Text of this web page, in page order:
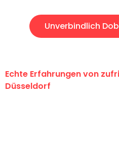
Unverbindlich
Echte Erfahrungen von
Düsseldorf